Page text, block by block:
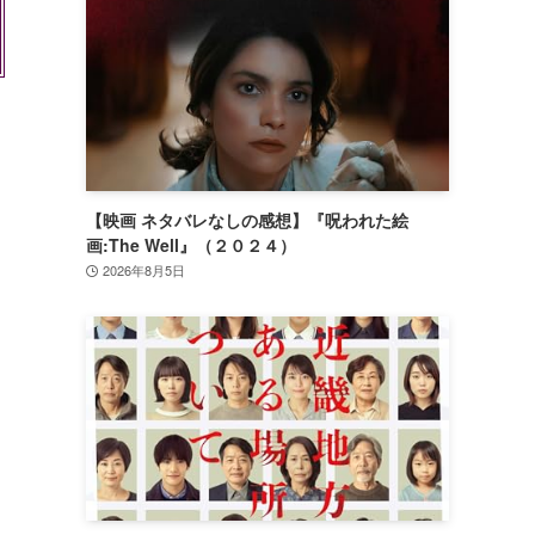
【映画 ネタバレなしの感想】『呪われた絵
画:The Well』（２０２４）
2026年8月5日